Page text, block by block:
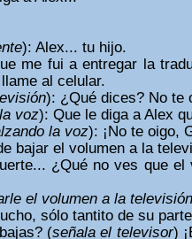
): Alex... tu hijo.
me fui a entregar la
al celular.
): ¿Qué dices? No te
voz): Que le diga a Alex
la voz): ¡No te oigo,
bajar el volumen a la
¿Qué no ves que
el volumen a la
sólo tantito de su
(señala el televisor)